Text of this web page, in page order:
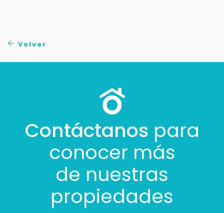
Volver
Contáctanos para
conocer más
de nuestras
propiedades